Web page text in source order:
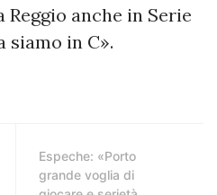
anche in Serie
siamo in C».
Espeche: «Porto
grande voglia di